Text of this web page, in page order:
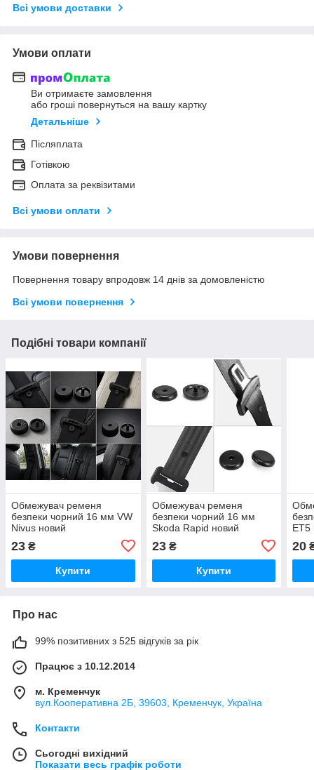
Всі умови доставки
Умови оплати
Ви отримаєте замовлення
або гроші повернуться на вашу картку
Детальніше
Післяплата
Готівкою
Оплата за реквізитами
Всі умови оплати
Умови повернення
Повернення товару впродовж 14 днів за домовленістю
Всі умови повернення
Подібні товари компанії
Обмежувач ременя
безпеки чорний 16 мм VW
Nivus новий
23 ₴
Купити
Обмежувач ременя
безпеки чорний 16 мм
Skoda Rapid новий
23₴
Купити
ET5
20
Про нас
99% позитивних з 525 відгуків за рік
Працює з 10.12.2014
м. Кременчук
вул.Кооперативна 2Б, 39603, Кременчук, Україна
Контакти
Сьогодні вихідний
Показати весь графік роботи